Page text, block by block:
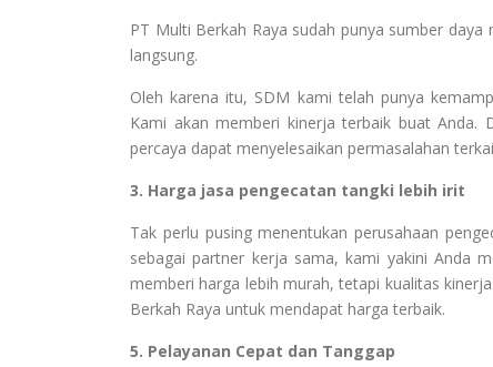
PT Multi Berkah Raya sudah punya sumber
langsung.
Oleh karena itu, SDM kami telah punya
Kami akan memberi kinerja terbaik buat Anda.
percaya dapat menyelesaikan permasalahan
3. Harga jasa pengecatan tangki lebih irit
Tak perlu pusing menentukan perusahaan
sebagai partner kerja sama, kami yakini Anda
memberi harga lebih murah, tetapi kualitas
Berkah Raya untuk mendapat harga terbaik.
5. Pelayanan Cepat dan Tanggap